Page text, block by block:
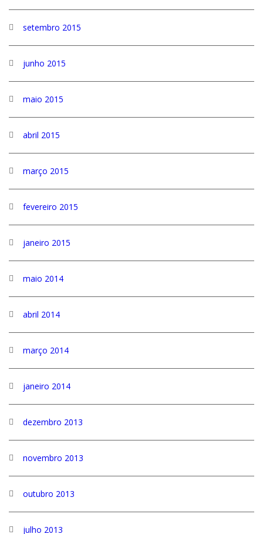
setembro 2015
junho 2015
maio 2015
abril 2015
março 2015
fevereiro 2015
janeiro 2015
maio 2014
abril 2014
março 2014
janeiro 2014
dezembro 2013
novembro 2013
outubro 2013
julho 2013